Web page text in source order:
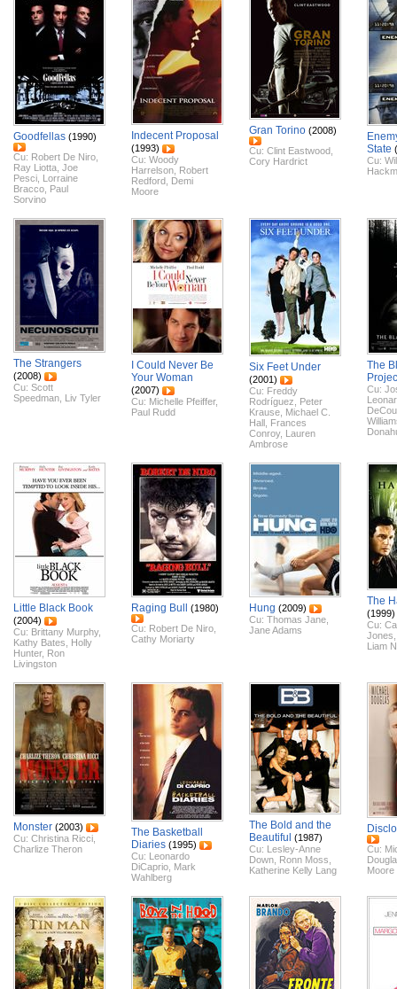
Goodfellas (1990)
Cu: Robert De Niro
Ray Liotta Joe
Pesci Lorraine
Bracco Paul
Sorvino
Indecent Proposal
(1993)
Cu: Woody
Harrelson Robert
Redford Demi
Moore
Gran Torino (2008)
Cu: Clint Eastwood
Cory Hardrict
State
Cu:
The Strangers
(2008)
Cu: Scott
Speedman Liv Tyler
I Could Never Be
Your Woman
(2007)
Cu: Michelle Pfeiffer,
Paul Rudd
Six Feet Under
(2001)
Cu: Freddy
Rodríguez
Peter
Krause Michael C.
Hall Frances
Conroy, Lauren
Ambrose
The
Cu:
DeCou
Little Black Book
(2004)
Cu: Brittany Murphy,
Kathy Bates
Holly
Hunter, Ron
Livingston
Raging Bull
(1980)
Cu: Robert De Niro
Cathy Moriarty
Hung (2009)
Cu: Thomas Jane
Jane Adams
The
(1999)
Cu:
Jones
Liam
Monster (2003)
Cu: Christina Ricci
Charlize Theron
The Basketball
Diaries (1995)
Cu: Leonardo
DiCaprio Mark
Wahlberg
The Bold and the
Beautiful (1987)
Cu: Lesley-Anne
Down Ronn Moss
Katherine Kelly Lang
Cu:
Moore